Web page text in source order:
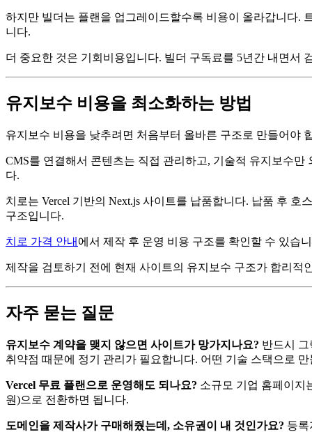
하지만 빌더는 플랜을 업그레이드할수록 비용이 올라갑니다.
니다.
더 중요한 것은 기회비용입니다. 빌더 구독료를 5년간 내면서
유지보수 비용을 최소화하는 방법
유지보수 비용을 낮추려면 처음부터 올바른 구조로 만들어야
CMS를 연결해서 콘텐츠는 직접 관리하고, 기술적 유지보수
다.
치로는 Vercel 기반의 Next.js 사이트를 납품합니다. 납품 후
구조입니다.
치로 가격 안내 에서 제작 후 운영 비용 구조를 확인할 수 있습
제작을 검토하기 전에 현재 사이트의 유지보수 구조가 합리적
자주 묻는 질문
유지보수 계약을 맺지 않으면 사이트가 망가지나요? 반드시 그
취약점 때문에 정기 관리가 필요합니다. 어떤 기술 스택으로
Vercel 무료 플랜으로 운영해도 되나요? 소규모 기업 홈페이지
원)으로 전환하면 됩니다.
도메인을 제작사가 구매해줬는데, 소유권이 내 것인가요? 등록